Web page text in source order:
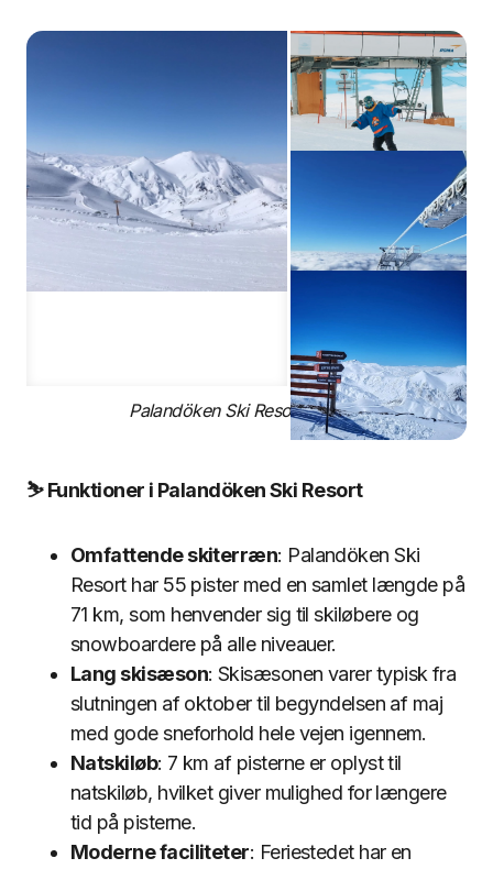
Palandöken Ski Resort, Tyrkiet
⛷️ Funktioner i Palandöken Ski Resort
Omfattende skiterræn: Palandöken Ski
Resort har 55 pister med en samlet længde på
71 km, som henvender sig til skiløbere og
snowboardere på alle niveauer.
Lang skisæson: Skisæsonen varer typisk fra
slutningen af oktober til begyndelsen af maj
med gode sneforhold hele vejen igennem.
Natskiløb: 7 km af pisterne er oplyst til
natskiløb, hvilket giver mulighed for længere
tid på pisterne.
Moderne faciliteter: Feriestedet har en